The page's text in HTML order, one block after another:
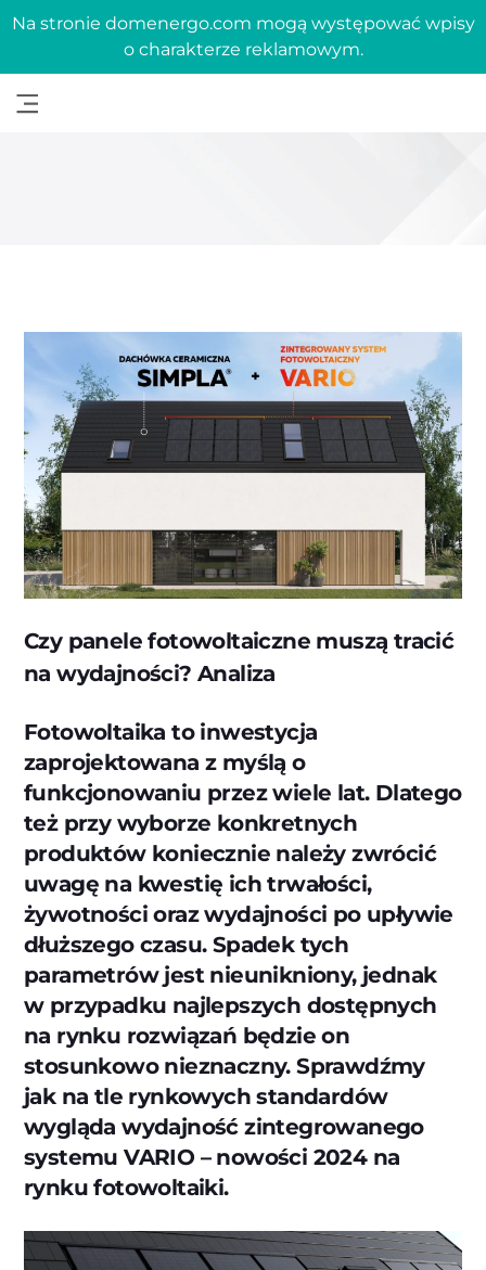
Na stronie domenergo.com mogą występować wpisy
o charakterze reklamowym.
Czy panele fotowoltaiczne muszą tracić
na wydajności? Analiza
Fotowoltaika to inwestycja
zaprojektowana z myślą o
funkcjonowaniu przez wiele lat. Dlatego
też przy wyborze konkretnych
produktów koniecznie należy zwrócić
uwagę na kwestię ich trwałości,
żywotności oraz wydajności po upływie
dłuższego czasu. Spadek tych
parametrów jest nieunikniony, jednak
w przypadku najlepszych dostępnych
na rynku rozwiązań będzie on
stosunkowo nieznaczny. Sprawdźmy
jak na tle rynkowych standardów
wygląda wydajność zintegrowanego
systemu VARIO – nowości 2024 na
rynku fotowoltaiki.